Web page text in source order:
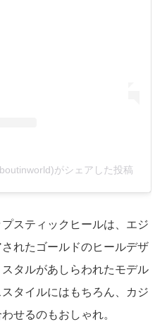
がシェアした投稿
スティックヒールは、エジ
れたゴールドのヒールデザ
タルがあしらわれたモデル
タイルにはもちろん、カジ
せるのもおしゃれ。